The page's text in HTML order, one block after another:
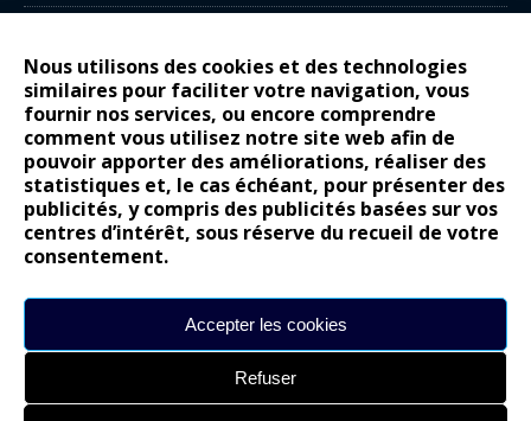
Nous utilisons des cookies et des technologies
similaires pour faciliter votre navigation, vous
fournir nos services, ou encore comprendre
comment vous utilisez notre site web afin de
pouvoir apporter des améliorations, réaliser des
statistiques et, le cas échéant, pour présenter des
publicités, y compris des publicités basées sur vos
centres d’intérêt, sous réserve du recueil de votre
consentement.
Accepter les cookies
Refuser
14 juillet : nouveau film de marque pour Citroën
Renault Espace : voyage, voyage…
Peugeot E-208 GTi : naissance d’une légende
COMMENTAIRES RÉCENTS
Bernard DardartdansDacia Sandero : pour les gens vrais
Alpine A290 : L’irrésistible attraction de la légèreté
leroydansLancia Ypsilon : naturellement envoûtante ?
Nouvelle Opel Corsa : Yes of Corsa !